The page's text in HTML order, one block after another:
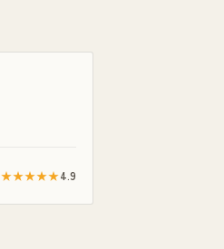
★★★★★4.9